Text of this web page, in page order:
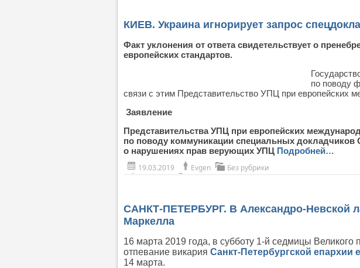
КИЕВ. Украина игнорирует запрос
Факт уклонения от ответа свидетельствует о
европейских стандартов.
по поводу
связи с этим Представительство УПЦ при европейских
Заявление
Представительства УПЦ при европейских
по поводу коммуникации специальных
о нарушениях прав верующих УПЦ Подробней…
19.03.2019
Evgen Без рубрики
САНКТ-ПЕТЕРБУРГ. В Александро-Невской
Маркелла
16 марта 2019 года, в субботу 1-й седмицы Великого
отпевание викария Санкт-Петербургской епархии
14 марта.